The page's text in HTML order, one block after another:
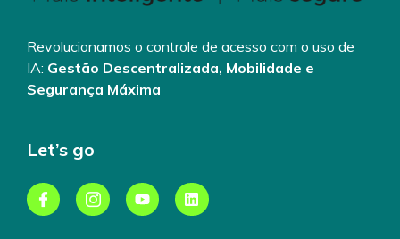
Revolucionamos o controle de acesso com o uso de
IA: Gestão Descentralizada, Mobilidade e
Segurança Máxima
Let’s go